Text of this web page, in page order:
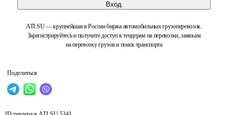
Вход
ATI.SU — крупнейшая в России биржа автомобильных грузоперевозок.
Зарегистрируйтесь и получите доступ к тендерам на перевозки, заявкам
на перевозку грузов и поиск транспорта
Поделиться